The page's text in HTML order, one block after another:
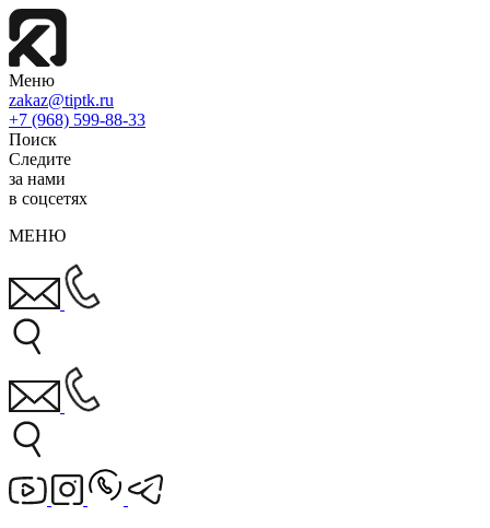
Меню
zakaz@tiptk.ru
+7 (968) 599-88-33
Поиск
Следите
за нами
в соцсетях
МЕНЮ